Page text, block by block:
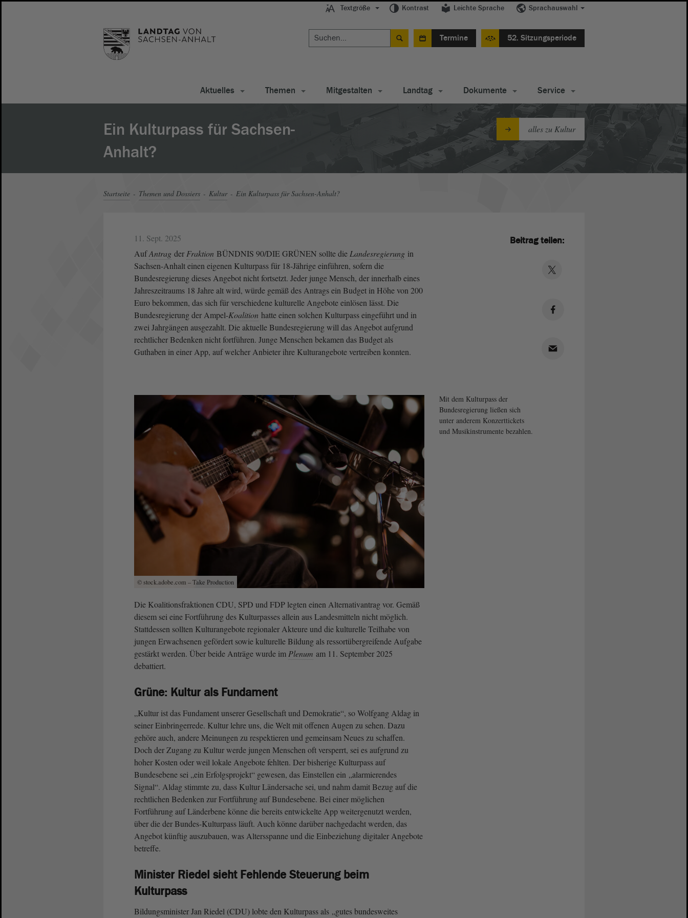
Textgröße Kontrast Leichte Sprache Sprachauswahl
Termine 52. Sitzungsperiode
Aktuelles Themen Mitgestalten Landtag Dokumente Service
Ein Kulturpass für Sachsen-
Anhalt?
alles zu Kultur
Startseite Themen und Dossiers Kultur Ein Kulturpass für Sachsen-Anhalt?
11. Sept. 2025
AufAntrag der Fraktion BÜNDNIS 90/DIE GRÜNEN sollte die Landesregierung in
Sachsen-Anhalt einen eigenen Kulturpass für 18-Jährige einführen, sofern die
Bundesregierung dieses Angebot nicht fortsetzt. Jeder junge Mensch, der innerhalb eines
Jahreszeitraums 18 Jahre alt wird, würde gemäß des Antrags ein Budget in Höhe von 200
Euro bekommen, das sich für verschiedene kulturelle Angebote einlösen lässt. Die
Bundesregierung der Ampel-Koalition hatte einen solchen Kulturpass eingeführt und in
zwei Jahrgängen ausgezahlt. Die aktuelle Bundesregierung will das Angebot aufgrund
rechtlicher Bedenken nicht fortführen. Junge Menschen bekamen das Budget als
Guthaben in einer App, auf welcher Anbieter ihre Kulturangebote vertreiben konnten.
© stock.adobe.com – Take Production
Mit dem Kulturpass der
Bundesregierung ließen sich
unter anderem Konzerttickets
und Musikinstrumente bezahlen.
Die Koalitionsfraktionen CDU, SPD und FDP legten einen Alternativantrag vor. Gemäß
diesem sei eine Fortführung des Kulturpasses allein aus Landesmitteln nicht möglich.
Stattdessen sollten Kulturangebote regionaler Akteure und die kulturelle Teilhabe von
jungen Erwachsenen gefördert sowie kulturelle Bildung als ressortübergreifende Aufgabe
gestärkt werden. Über beide Anträge wurde imPlenum am 11. September 2025
debattiert.
Grüne: Kultur als Fundament
„Kultur ist das Fundament unserer Gesellschaft und Demokratie“, so Wolfgang Aldag in
seiner Einbringerrede. Kultur lehre uns, die Welt mit offenen Augen zu sehen. Dazu
gehöre auch, andere Meinungen zu respektieren und gemeinsam Neues zu schaffen.
Doch der Zugang zu Kultur werde jungen Menschen oft versperrt, sei es aufgrund zu
hoher Kosten oder weil lokale Angebote fehlten. Der bisherige Kulturpass auf
Bundesebene sei „ein Erfolgsprojekt“ gewesen, das Einstellen ein „alarmierendes
Signal“. Aldag stimmte zu, dass Kultur Ländersache sei, und nahm damit Bezug auf die
rechtlichen Bedenken zur Fortführung auf Bundesebene. Bei einer möglichen
Fortführung auf Länderbene könne die bereits entwickelte App weitergenutzt werden,
über die der Bundes-Kulturpass läuft. Auch könne darüber nachgedacht werden, das
Angebot künftig auszubauen, was Altersspanne und die Einbeziehung digitaler Angebote
betreffe.
Minister Riedel sieht Fehlende Steuerung beim
Kulturpass
Bildungsminister Jan Riedel (CDU) lobte den Kulturpass als „gutes bundesweites
Beitrag teilen: